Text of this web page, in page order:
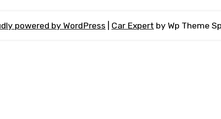
powered by WordPress Car Expert by Wp Theme